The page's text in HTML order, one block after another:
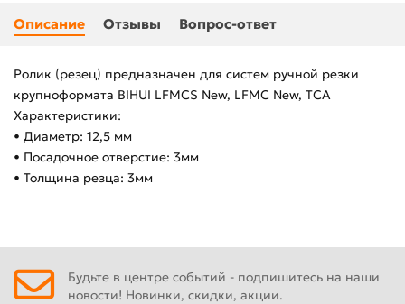
Описание Отзывы Вопрос-ответ
Ролик (резец) предназначен для систем ручной резки
крупноформата BIHUI LFMCS New, LFMC New, TCA
Характеристики:
• Диаметр: 12,5 мм
• Посадочное отверстие: 3мм
• Толщина резца: 3мм
Будьте в центре событий - подпишитесь на наши
новости! Новинки, скидки, акции.